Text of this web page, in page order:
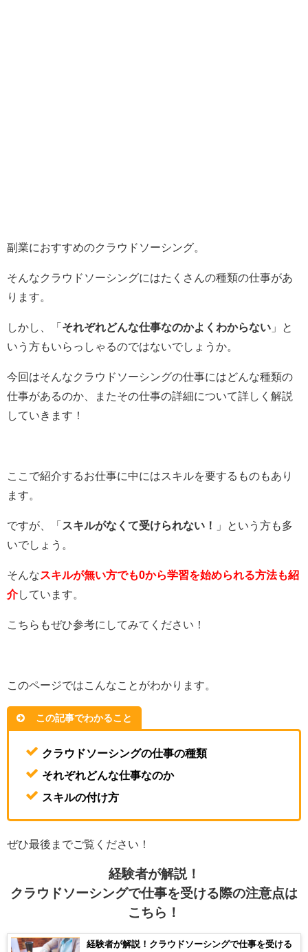
副業におすすめのクラウドソーシング。
そんなクラウドソーシングにはたくさんの種類の仕事があ
ります。
しかし、「 それぞれどんな仕事なのかよくわからない 」と
いう方もいらっしゃるのではないでしょうか。
今回はそんなクラウドソーシングの仕事にはどんな種類の
仕事があるのか、またその仕事の詳細について詳しく解説
していきます！
ここで紹介するお仕事に中にはスキルを要するものもあり
ます。
ですが、「 スキルがなくて受けられない！
」という方も多
いでしょう。
そんなスキルが無い方でも0から学習を始められる方法も紹
介しています。
こちらもぜひ参考にしてみてください！
このページではこんなことがわかります。
この記事でわかること
クラウドソーシングの仕事の種類
それぞれどんな仕事なのか
スキルの付け方
ぜひ最後までご覧ください！
経験者が解説！
クラウドソーシングで仕事を受ける際の注意点は
こちら！
経験者が解説！クラウドソーシングで仕事を受ける